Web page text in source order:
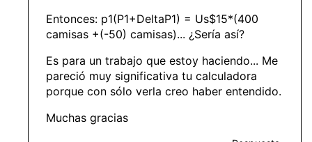
Entonces: p1(P1+DeltaP1) = Us$15*(400
camisas +(-50) camisas)... ¿Sería así?
Es para un trabajo que estoy haciendo... Me
pareció muy significativa tu calculadora
porque con sólo verla creo haber entendido.
Muchas gracias